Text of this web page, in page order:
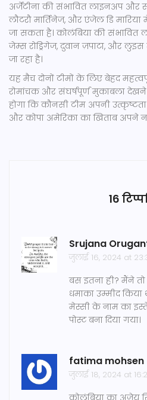
अर्जेंटीना की संभावित लाइनअप और
लौटरौ मार्तिनेज, और एंजेल डि
जा सकता है। कोलंबिया की संभावित
जेम्स रोड्रिगेज, दुवान ज़पाटा, और
जा रहा है।
यह मैच दोनों टीमों के लिए बेहद
रोमांचक और संघर्षपूर्ण मुकाबला
होगा कि कौनसी टीम अपनी
और कोपा अमेरिका का खिताब अपने
16
Srujana
जुलाई 16, 2024 at
बस इतना ही? मैंने
धमाका उम्मीद
मेस्सी के नाम का
पोस्ट बना दिया गया।
fatima mohsen
जुलाई 18, 2024 at